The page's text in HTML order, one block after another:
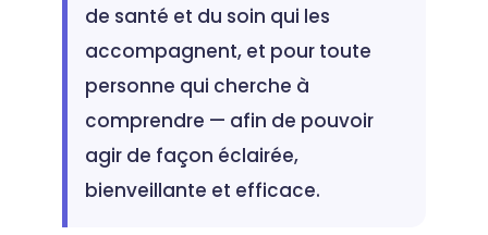
de santé et du soin qui les
accompagnent, et pour toute
personne qui cherche à
comprendre — afin de pouvoir
agir de façon éclairée,
bienveillante et efficace.